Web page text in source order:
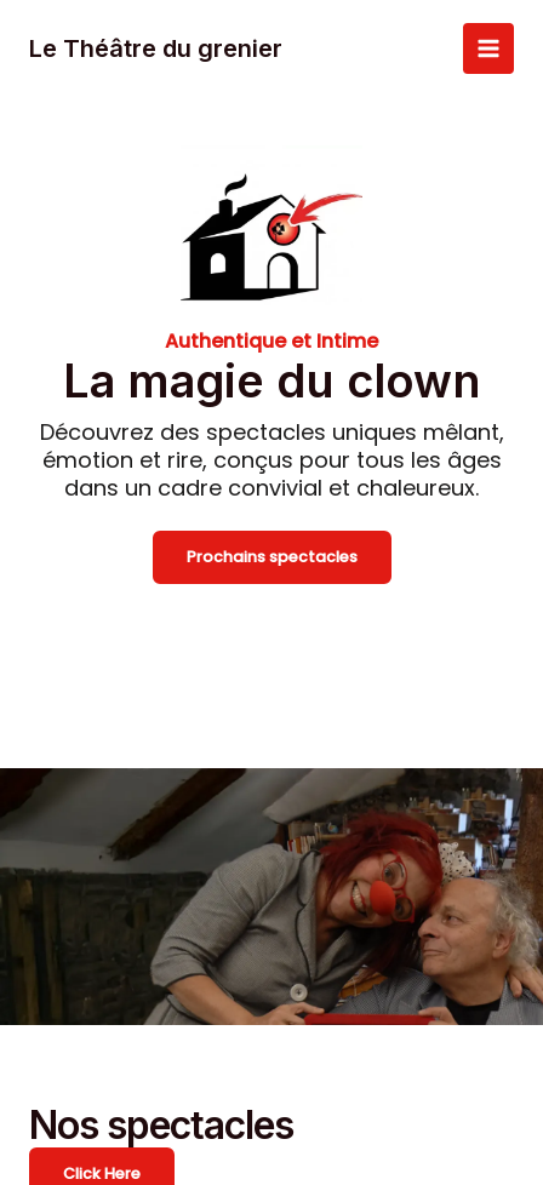
Le Théâtre du grenier
Main
Authentique et Intime
La magie du clown
Découvrez des spectacles uniques mêlant,
émotion et rire, conçus pour tous les âges
dans un cadre convivial et chaleureux.
Prochains spectacles
Nos spectacles
Click Here